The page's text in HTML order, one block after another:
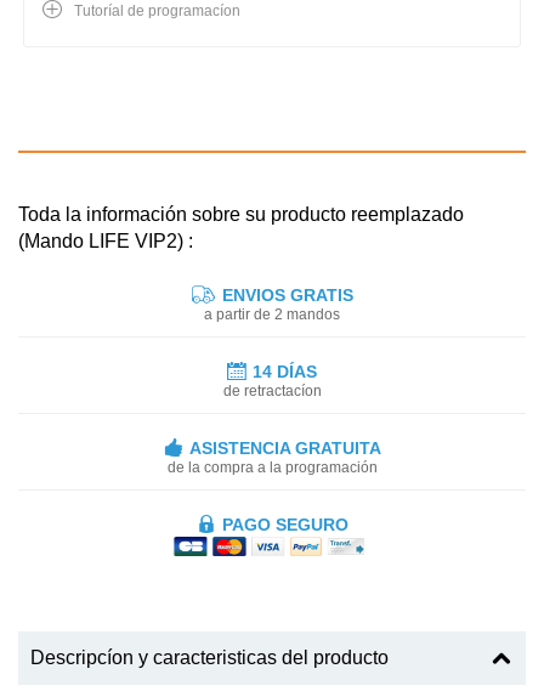
Tutoríal de programacíon
Toda la información sobre su producto reemplazado
(Mando LIFE VIP2) :
ENVIOS GRATIS
a partir de 2 mandos
14 DÍAS
de retractacíon
ASISTENCIA GRATUITA
de la compra a la programación
PAGO SEGURO
Descripcíon y caracteristicas del producto